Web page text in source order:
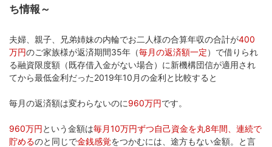
ち情報～
夫婦、親子、兄弟姉妹の内輪でお二人様の合算年収の合計が400
万円のご家族様が返済期間35年（毎月の返済額一定）で借りられ
る融資限度額（既存借入金がない場合）に新機構団信が適用され
てから最低金利だった2019年10月の金利と比較すると
毎月の返済額は変わらないのに960万円です。
960万円という金額は毎月10万円ずつ自己資金を丸8年間、連続で
貯めるのと同じで金銭感覚をつかむには、途方もない金額。と言